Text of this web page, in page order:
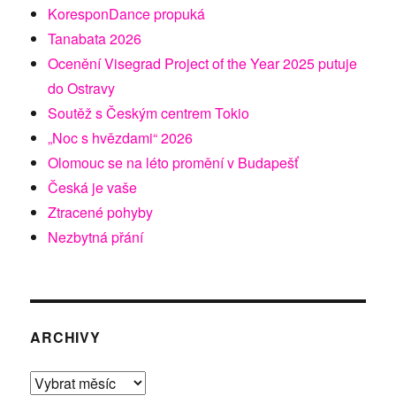
KoresponDance propuká
Tanabata 2026
Ocenění Visegrad Project of the Year 2025 putuje
do Ostravy
Soutěž s Českým centrem Tokio
„Noc s hvězdami“ 2026
Olomouc se na léto promění v Budapešť
Česká je vaše
Ztracené pohyby
Nezbytná přání
ARCHIVY
Archivy